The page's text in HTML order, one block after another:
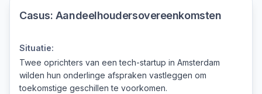
Casus: Aandeelhoudersovereenkomsten
Situatie:
Twee oprichters van een tech-startup in Amsterdam
wilden hun onderlinge afspraken vastleggen om
toekomstige geschillen te voorkomen.